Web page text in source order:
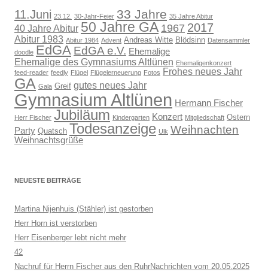
11.Juni 23.12. 30-Jahr-Feier 33 Jahre 35 Jahre Abitur
40 Jahre Abitur 50 Jahre GA 1967 2017
Abitur 1983 Abitur 1984 Advent Andreas Witte Blödsinn Datensammler
doodle EdGA EdGA e.V. Ehemalige
Ehemalige des Gymnasiums Altlünen Ehemaligenkonzert
feed-reader feedly Flügel Flügelerneuerung Fotos Frohes neues Jahr
GA Gala Greif gutes neues Jahr
Gymnasium Altlünen Hermann Fischer
Herr Fischer Jubiläum Kindergarten Konzert Mitgliedschaft Ostern
Party Quatsch Todesanzeige Ulk Weihnachten
Weihnachtsgrüße
NEUESTE BEITRÄGE
Martina Nijenhuis (Stähler) ist gestorben
Herr Horn ist verstorben
Herr Eisenberger lebt nicht mehr
42
Nachruf für Herrn Fischer aus den RuhrNachrichten vom 20.05.2025